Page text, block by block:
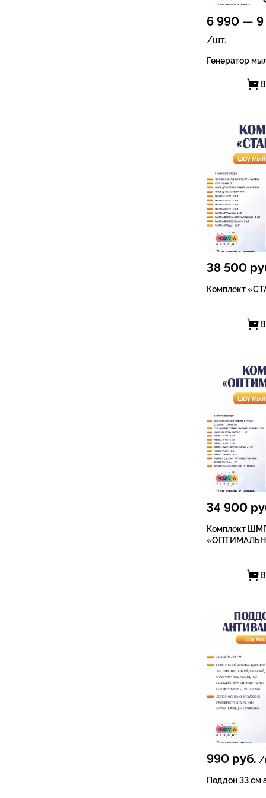
6 990 —
/шт.
Генератор
38 500
Комплект
34 900
Комплект
990 руб. /
Поддон 33 см